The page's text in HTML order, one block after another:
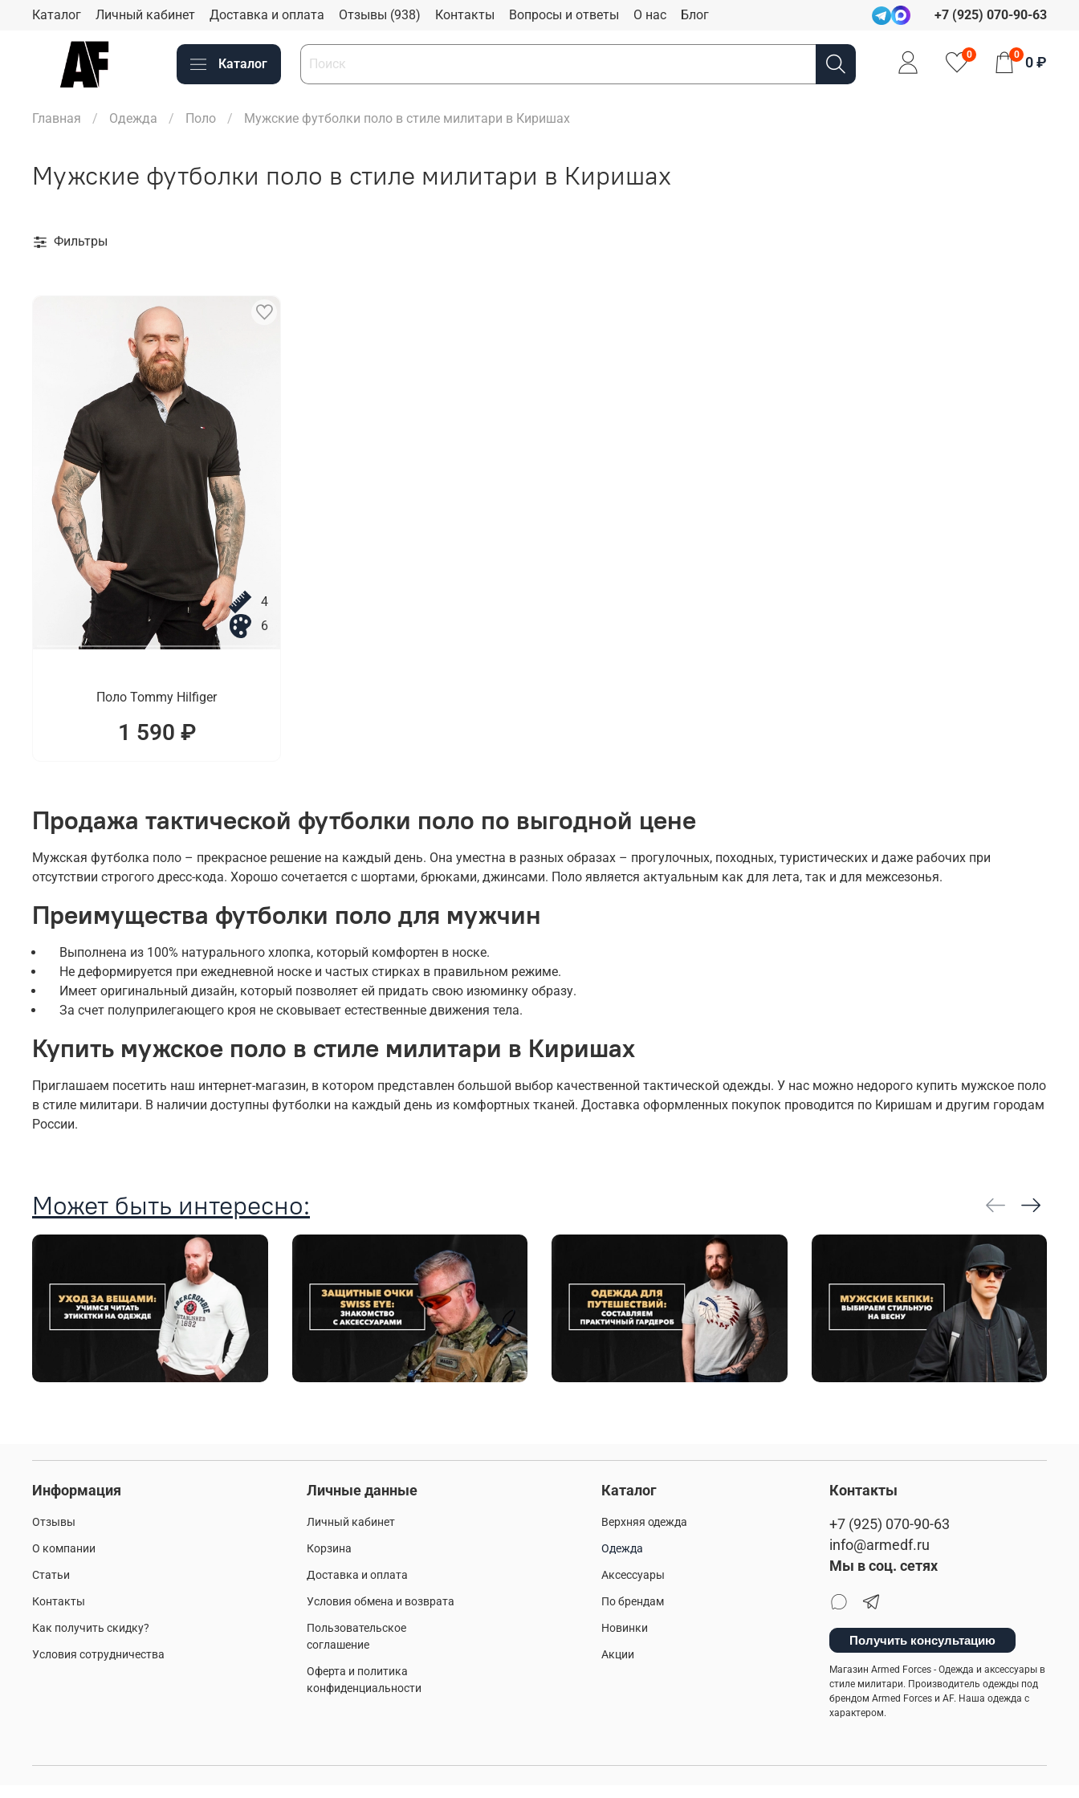
Каталог Личный кабинет Доставка и оплата Отзывы (938) Контакты Вопросы и ответы О нас Блог +7 (925) 070-90-63
Каталог
0 0 0 ₽
Главная Одежда Поло Мужские футболки поло в стиле милитари в Киришах
Мужские футболки поло в стиле милитари в Киришах
Фильтры
4
6
Поло Tommy Hilfiger
1 590 ₽
Продажа тактической футболки поло по выгодной цене
Мужская футболка поло – прекрасное решение на каждый день. Она уместна в разных образах – прогулочных, походных, туристических и даже рабочих при
отсутствии строгого дресс-кода. Хорошо сочетается с шортами, брюками, джинсами. Поло является актуальным как для лета, так и для межсезонья.
Преимущества футболки поло для мужчин
Выполнена из 100% натурального хлопка, который комфортен в носке.
Не деформируется при ежедневной носке и частых стирках в правильном режиме.
Имеет оригинальный дизайн, который позволяет ей придать свою изюминку образу.
За счет полуприлегающего кроя не сковывает естественные движения тела.
Купить мужское поло в стиле милитари в Киришах
Приглашаем посетить наш интернет-магазин, в котором представлен большой выбор качественной тактической одежды. У нас можно недорого купить мужское поло
в стиле милитари. В наличии доступны футболки на каждый день из комфортных тканей. Доставка оформленных покупок проводится по Киришам и другим городам
России.
Может быть интересно:
Информация
Отзывы
О компании
Статьи
Контакты
Как получить скидку?
Условия сотрудничества
Личные данные
Личный кабинет
Корзина
Доставка и оплата
Условия обмена и возврата
Пользовательское
соглашение
Оферта и политика
конфиденциальности
Каталог
Верхняя одежда
Одежда
Аксессуары
По брендам
Новинки
Акции
Контакты
+7 (925) 070-90-63
info@armedf.ru
Мы в соц. сетях
Получить консультацию
Магазин Armed Forces - Одежда и аксессуары в
стиле милитари. Производитель одежды под
брендом Armed Forces и AF. Наша одежда с
характером.